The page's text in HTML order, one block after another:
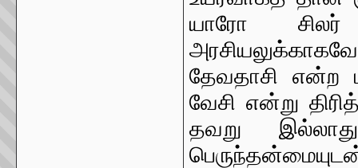
யாரோ
தேவதாசி என்ற
வேசி என்று
தவறு